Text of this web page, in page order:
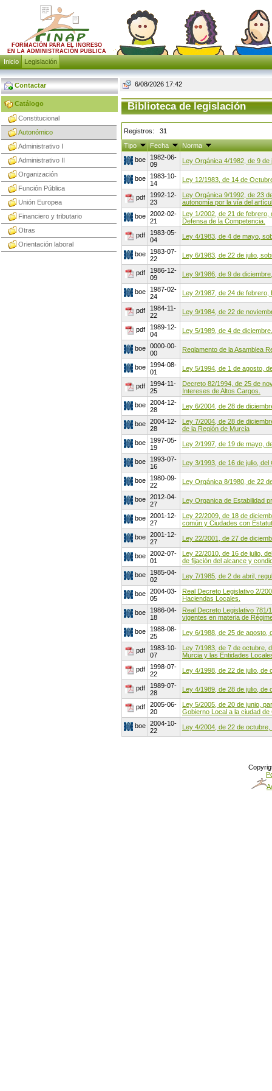
FORMACIÓN PARA EL INGRESO
EN LA ADMINISTRACIÓN PUBLICA
Inicio Legislación
Contactar
Catálogo
Constitucional
Autonómico
Administrativo I
Administrativo II
Organización
Función Pública
Unión Europea
Financiero y tributario
Otras
Orientación laboral
6/08/2026 17:42
Biblioteca de legislación
Registros: 31
Tipo
Fecha
Norma
boe
1982-06-
09
Ley Orgánica 4/1982, de 9
boe
1983-10-
14
Ley 12/1983, de 14 de
pdf
1992-12-
23
Ley Orgánica 9/1992, de 23
autonomía por la vía del
boe 2002-02-
21
Ley 1/2002, de 21 de febrero,
Defensa de la Competencia.
pdf
1983-05-
04
Ley 4/1983, de 4 de mayo,
boe
1983-07-
22
Ley 6/1983, de 22 de julio,
pdf
1986-12-
09
Ley 9/1986, de 9 de
boe
1987-02-
24
Ley 2/1987, de 24 de febrero,
pdf
1984-11-
22
Ley 9/1984, de 22 de
pdf
1989-12-
04
Ley 5/1989, de 4 de
boe 0000-00-
00
Reglamento de la Asamblea
boe
1994-08-
01
Ley 5/1994, de 1 de agosto,
pdf
1994-11-
25
Decreto 82/1994, de 25 de
Intereses de Altos Cargos.
boe 2004-12-
28
Ley 6/2004, de 28 de
boe 2004-12-
28
Ley 7/2004, de 28 de
de la Región de Murcia
boe
1997-05-
19
Ley 2/1997, de 19 de mayo,
boe
1993-07-
16
Ley 3/1993, de 16 de julio,
boe
1980-09-
22
Ley Orgánica 8/1980, de 22
boe 2012-04-
27
Ley Organica de Estabilidad
boe 2001-12-
27
Ley 22/2009, de 18 de
común y Ciudades con
boe 2001-12-
27
Ley 22/2001, de 27 de
boe 2002-07-
01
Ley 22/2010, de 16 de julio,
de fijación del alcance y
boe
1985-04-
02
Ley 7/1985, de 2 de abril,
boe 2004-03-
05
Real Decreto Legislativo 2/
Haciendas Locales.
boe
1986-04-
18
Real Decreto Legislativo 781/
vigentes en materia de
boe
1988-08-
25
Ley 6/1988, de 25 de agosto,
pdf
1983-10-
07
Ley 7/1983, de 7 de octubre,
Murcia y las Entidades
pdf
1998-07-
22
Ley 4/1998, de 22 de julio, de
pdf
1989-07-
28
Ley 4/1989, de 28 de julio, de
pdf
2005-06-
20
Ley 5/2005, de 20 de junio,
Gobierno Local a la ciudad de
boe 2004-10-
22
Ley 4/2004, de 22 de